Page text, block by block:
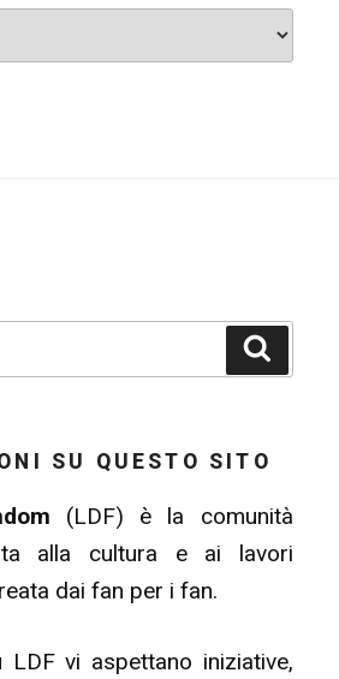
SU QUESTO SITO
(LDF) è la comunità
alla cultura e ai lavori
dai fan per i fan.
LDF vi aspettano iniziative,